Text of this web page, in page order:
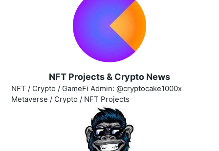
NFT Projects & Crypto News
NFT / Crypto / GameFi Admin: @cryptocake1000x
Metaverse / Crypto / NFT Projects